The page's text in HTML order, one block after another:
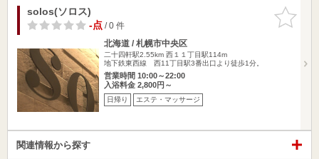
お気に入
りに追加
solos(ソロス)
-点/ 0 件
北海道 / 札幌市中央区
二十四軒駅2.55km 西１１丁目駅114m
地下鉄東西線 西11丁目駅3番出口より徒歩1分。
営業時間 10:00～22:00
入浴料金 2,800円～
日帰り エステ・マッサージ
関連情報から探す